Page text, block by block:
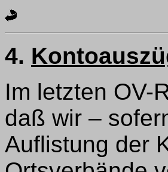
4.
Im letzten OV-
daß wir –
Auflistung der